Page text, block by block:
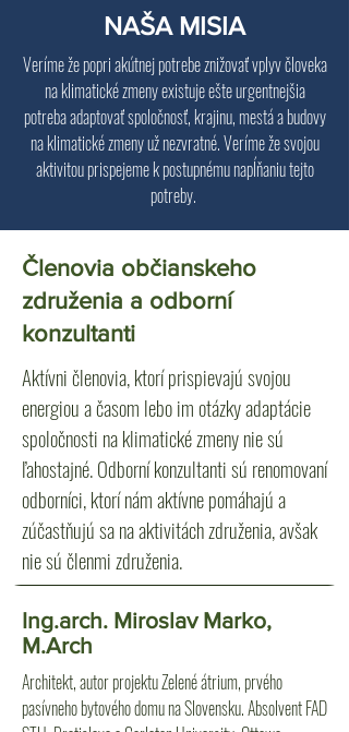
NAŠA MISIA
Veríme že popri akútnej potrebe znižovať vplyv človeka
na klimatické zmeny existuje ešte urgentnejšia
potreba adaptovať spoločnosť, krajinu, mestá a budovy
na klimatické zmeny už nezvratné. Veríme že svojou
aktivitou prispejeme k postupnému napĺňaniu tejto
potreby.
Členovia občianskeho
združenia a odborní
konzultanti
Aktívni členovia, ktorí prispievajú svojou
energiou a časom lebo im otázky adaptácie
spoločnosti na klimatické zmeny nie sú
ľahostajné. Odborní konzultanti sú renomovaní
odborníci, ktorí nám aktívne pomáhajú a
zúčastňujú sa na aktivitách združenia, avšak
nie sú členmi združenia.
Ing.arch. Miroslav Marko,
M.Arch
Architekt, autor projektu Zelené átrium, prvého
pasívneho bytového domu na Slovensku. Absolvent FAD